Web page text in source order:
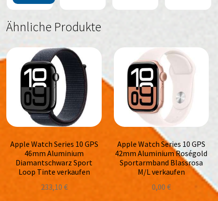
Ähnliche Produkte
Apple Watch Series 10 GPS
46mm Aluminium
Diamantschwarz Sport
Loop Tinte verkaufen
233,10 €
Apple Watch Series 10 GPS
42mm Aluminium Roségold
Sportarmband Blassrosa
M/L verkaufen
0,00 €